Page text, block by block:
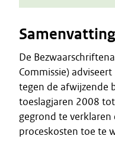
Samenvatting
De
Commissie)
tegen de afwijzende
toeslagjaren 2008
gegrond te verklaren
proceskosten toe te